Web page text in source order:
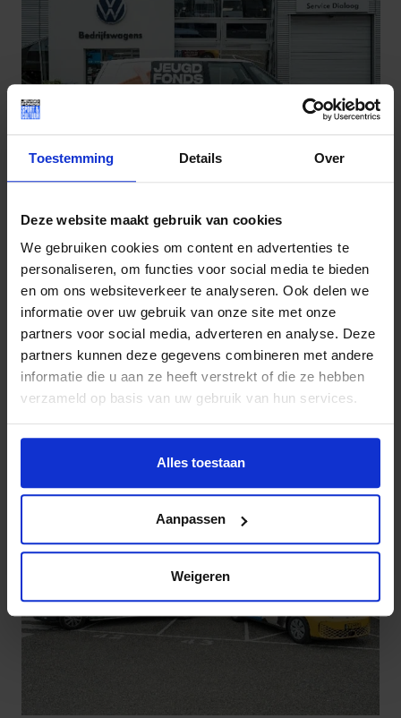
Toestemming Details Over
Deze website maakt gebruik van cookies
We gebruiken cookies om content en advertenties te
personaliseren, om functies voor social media te bieden
en om ons websiteverkeer te analyseren. Ook delen we
informatie over uw gebruik van onze site met onze
partners voor social media, adverteren en analyse. Deze
partners kunnen deze gegevens combineren met andere
informatie die u aan ze heeft verstrekt of die ze hebben
verzameld op basis van uw gebruik van hun services.
Alles toestaan
Aanpassen
Weigeren